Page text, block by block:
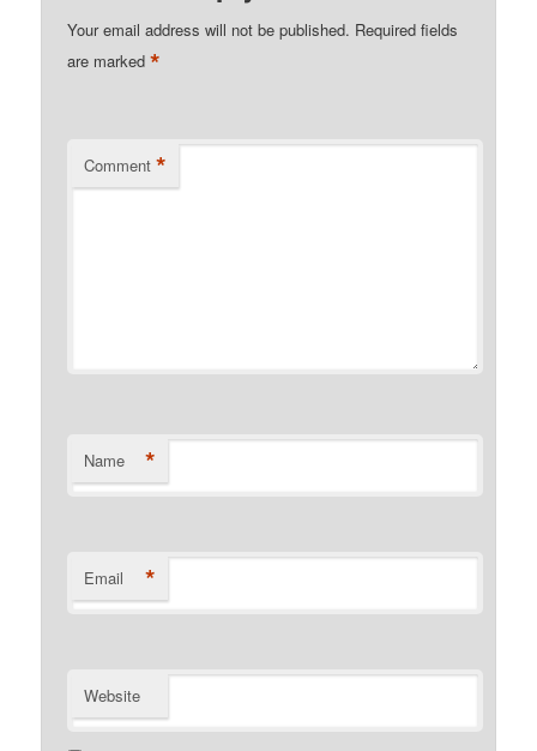
Your email address will not be published. Required fields
are marked*
Comment *
Name *
Email *
Website